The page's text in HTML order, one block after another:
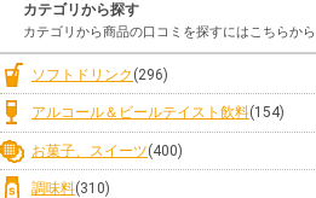
カテゴリから探す
カテゴリから商品の口コミを探すにはこちらから
ソフトドリンク (296)
アルコール＆ビールテイスト飲料(154)
お菓子、スイーツ(400)
調味料(310)